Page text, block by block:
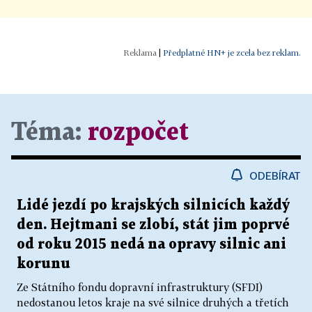
| Předplatné HN+ je zcela bez reklam.
Téma: rozpočet
ODEBÍRAT
Lidé jezdí po krajských silnicích každý
den. Hejtmani se zlobí, stát jim poprvé
od roku 2015 nedá na opravy silnic ani
korunu
Ze Státního fondu dopravní infrastruktury (SFDI)
nedostanou letos kraje na své silnice druhých a třetích